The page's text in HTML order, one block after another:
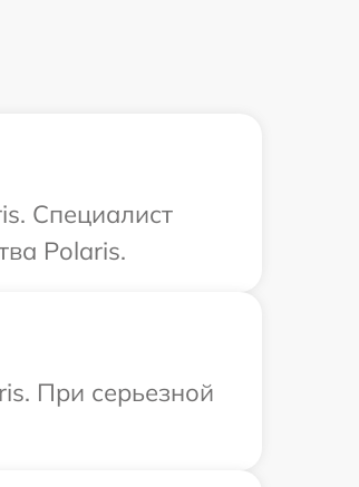
Специалист
Polaris.
При серьезной